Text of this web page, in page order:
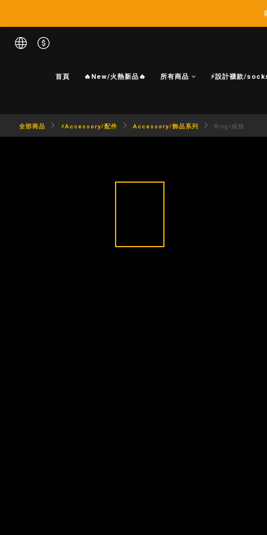
首頁 🔥New/火熱新品🔥 所有商品 ⚡設計襪款/
全部商品 ⚡Accessory/配件 Accessory/飾品系列 Ring/戒指